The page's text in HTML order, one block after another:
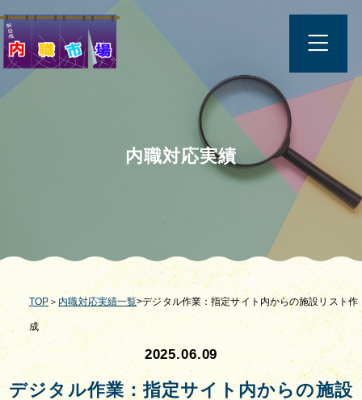
内職対応実績
TOP ＞ 内職対応実績一覧>デジタル作業：指定サイト内からの施設リスト作
成
2025.06.09
デジタル作業：指定サイト内からの施設